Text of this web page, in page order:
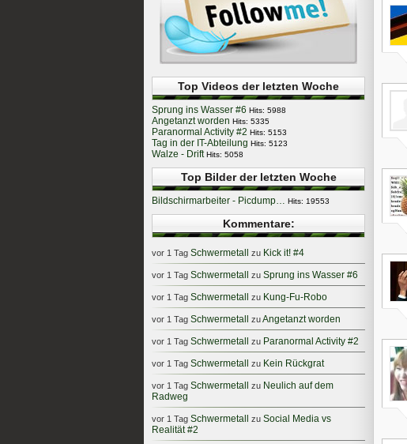
Top Videos der letzten Woche
Sprung ins Wasser #6 Hits: 5988
Angetanzt worden Hits: 5335
Paranormal Activity #2 Hits: 5153
Tag in der IT-Abteilung Hits: 5123
Walze - Drift Hits: 5058
Top Bilder der letzten Woche
Bildschirmarbeiter - Picdump… Hits: 19553
Kommentare:
vor 1 Tag Schwermetall zu Kick it! #4
vor 1 Tag Schwermetall zu Sprung ins Wasser #6
vor 1 Tag Schwermetall zu Kung-Fu-Robo
vor 1 Tag Schwermetall zuAngetanzt worden
vor 1 Tag Schwermetall zu Paranormal Activity #2
vor 1 Tag Schwermetall zu Kein Rückgrat
vor 1 Tag Schwermetall zu Neulich auf dem
Radweg
vor 1 Tag Schwermetall zu Social Media vs
Realität #2